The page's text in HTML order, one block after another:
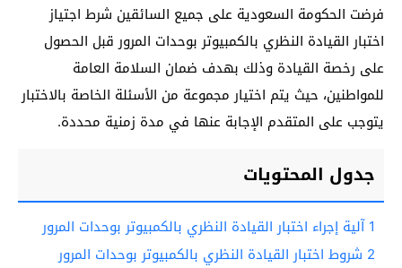
فرضت الحكومة السعودية على جميع السائقين شرط اجتياز
اختبار القيادة النظري بالكمبيوتر بوحدات المرور قبل الحصول
على رخصة القيادة وذلك بهدف ضمان السلامة العامة
للمواطنين، حيث يتم اختيار مجموعة من الأسئلة الخاصة بالاختبار
يتوجب على المتقدم الإجابة عنها في مدة زمنية محددة.
جدول المحتويات
1آلية إجراء اختبار القيادة النظري بالكمبيوتر بوحدات المرور
2 شروط اختبار القيادة النظري بالكمبيوتر بوحدات المرور